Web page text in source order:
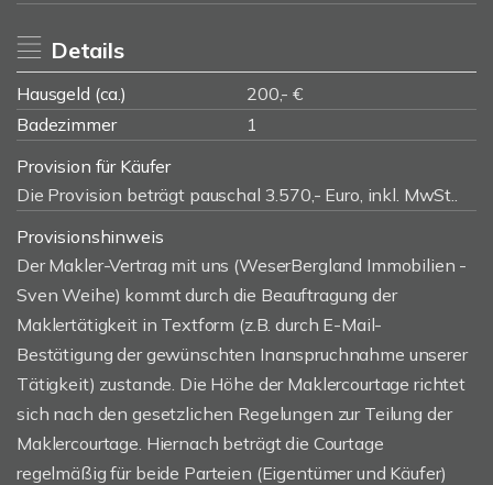
Details
Hausgeld (ca.)
200,- €
Badezimmer
1
Provision für Käufer
Die Provision beträgt pauschal 3.570,- Euro, inkl. MwSt..
Provisionshinweis
Der Makler-Vertrag mit uns (WeserBergland Immobilien -
Sven Weihe) kommt durch die Beauftragung der
Maklertätigkeit in Textform (z.B. durch E-Mail-
Bestätigung der gewünschten Inanspruchnahme unserer
Tätigkeit) zustande. Die Höhe der Maklercourtage richtet
sich nach den gesetzlichen Regelungen zur Teilung der
Maklercourtage. Hiernach beträgt die Courtage
regelmäßig für beide Parteien (Eigentümer und Käufer)